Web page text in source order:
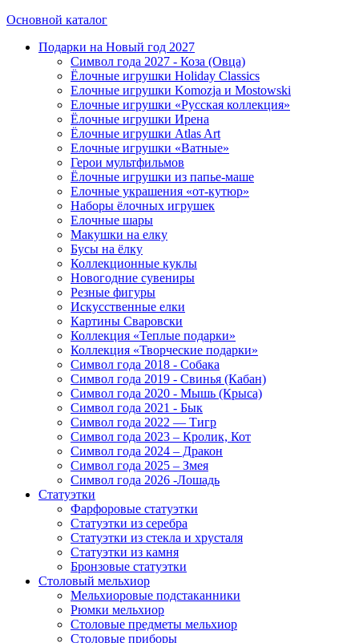
Основной каталог
Подарки на Новый год 2027
Символ года 2027 - Коза (Овца)
Ёлочные игрушки Holiday Classics
Елочные игрушки Komozja и Mostowski
Елочные игрушки «Русская коллекция»
Ёлочные игрушки Ирена
Ёлочные игрушки Atlas Art
Елочные игрушки «Ватные»
Герои мультфильмов
Ёлочные игрушки из папье-маше
Елочные украшения «от-кутюр»
Наборы ёлочных игрушек
Елочные шары
Макушки на елку
Бусы на ёлку
Коллекционные куклы
Новогодние сувениры
Резные фигуры
Искусственные елки
Картины Сваровски
Коллекция «Теплые подарки»
Коллекция «Творческие подарки»
Символ года 2018 - Собака
Символ года 2019 - Свинья (Кабан)
Символ года 2020 - Мышь (Крыса)
Символ года 2021 - Бык
Символ года 2022 — Тигр
Символ года 2023 – Кролик, Кот
Символ года 2024 – Дракон
Символ года 2025 – Змея
Символ года 2026 -Лошадь
Статуэтки
Фарфоровые статуэтки
Статуэтки из серебра
Статуэтки из стекла и хрусталя
Статуэтки из камня
Бронзовые статуэтки
Столовый мельхиор
Мельхиоровые подстаканники
Рюмки мельхиор
Столовые предметы мельхиор
Столовые приборы